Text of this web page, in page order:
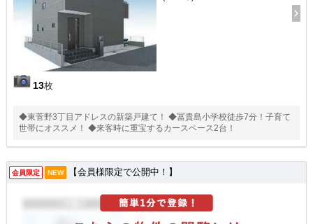
13枚
◆東菅野3丁目アドレスの新築戸建て！ ◆冨貴島小学校徒歩7分！子育て
世帯にオススメ！ ◆来客時に重宝するカースペース2台！
会員限定 NEW 【会員様限定で公開中！】